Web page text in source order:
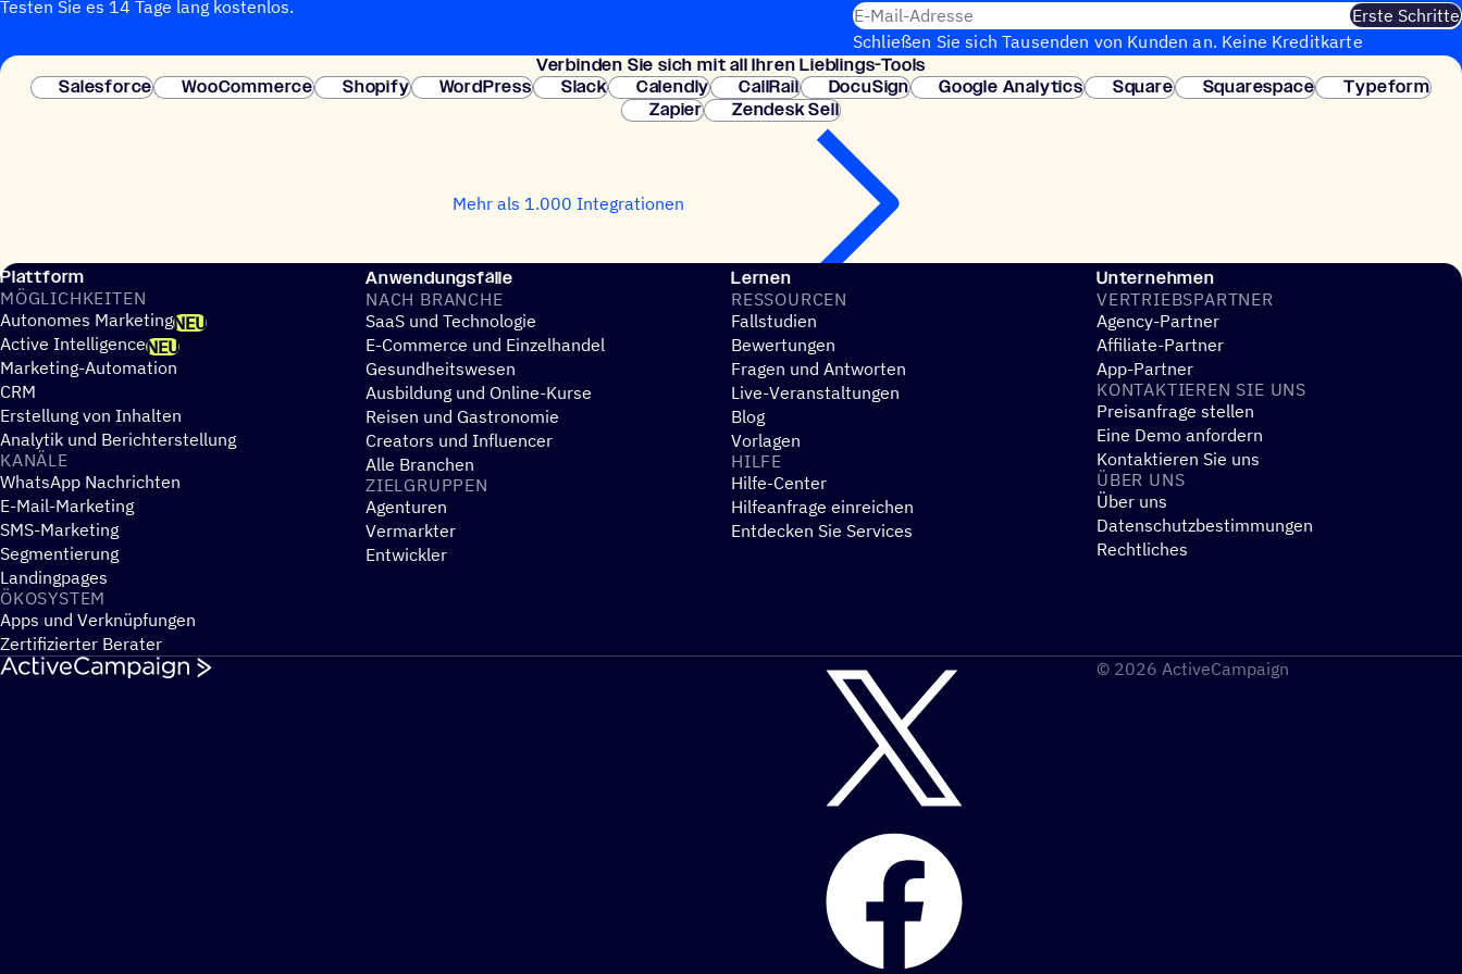
Testen Sie es 14 Tage lang kostenlos.
E-Mail-Adresse
Erste Schritte
Schließen Sie sich Tausenden von Kunden an. Keine Kreditkarte
erforderlich. Sofortige Einrichtung.
Verbin­den Sie sich mit all Ihren Lieblings-Tools
Salesforce
WooCommerce Shopify WordPress Slack Calendly CallRail DocuSign Google Analytics Square Squarespace
Typeform
Zapier
Zendesk Sell
Mehr als 1.000 Integrationen
Plattform
MÖGLICH­KEI­TEN
Autonomes MarketingNEU
Active IntelligenceNEU
Marketing-Automation
CRM
Erstellung von Inhalten
Analytik und Berichterstellung
KANÄLE
WhatsApp Nachrichten
E-Mail-Marketing
SMS-Marketing
Segmentierung
Landingpages
ÖKOSYS­TEM
Apps und Verknüpfungen
Zertifizierter Berater
Anwendungsfälle
NACH BRANCHE
SaaS und Technologie
E-Commerce und Einzelhandel
Gesundheitswesen
Ausbildung und Online-Kurse
Reisen und Gastronomie
Creators und Influencer
Alle Branchen
ZIEL­GRUP­PEN
Agenturen
Vermarkter
Entwickler
Lernen
RESSOUR­CEN
Fallstudien
Bewertungen
Fragen und Antworten
Live-Veranstaltungen
Blog
Vorlagen
HILFE
Hilfe-Center
Hilfeanfrage einreichen
Entdecken Sie Services
Unternehmen
VERTRIEBS­PART­NER
Agency-Partner
Affiliate-Partner
App-Partner
KONTAK­TIE­REN SIE UNS
Preisanfrage stellen
Eine Demo anfordern
Kontaktieren Sie uns
ÜBER UNS
Über uns
Datenschutzbestimmungen
Rechtliches
© 2026 ActiveCampaign